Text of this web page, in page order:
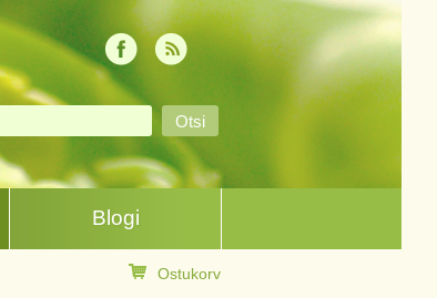
Blogi
Ostukorv